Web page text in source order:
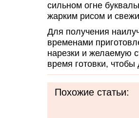
сильном огне
жарким рисом и
Для получения
временами
нарезки и желаемую
время готовки, чтобы
Похожие статьи: